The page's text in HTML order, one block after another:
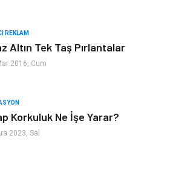
Telekomünikasyon
REKLAM
Altın Tek Taş Pırlantalar
2016, Cum
Korkuluk Ne İşe Yarar?
2023, Sal